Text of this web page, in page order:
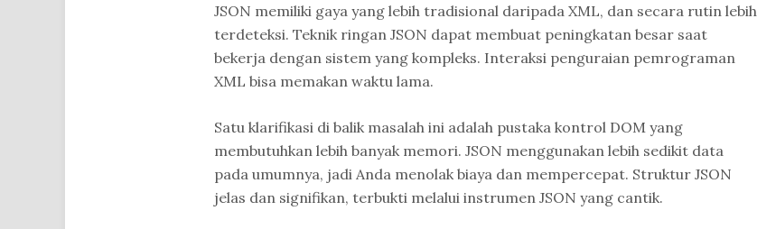
JSON memiliki gaya yang lebih tradisional daripada XML, dan secara rutin lebih
terdeteksi. Teknik ringan JSON dapat membuat peningkatan besar saat
bekerja dengan sistem yang kompleks. Interaksi penguraian pemrograman
XML bisa memakan waktu lama.
Satu klarifikasi di balik masalah ini adalah pustaka kontrol DOM yang
membutuhkan lebih banyak memori. JSON menggunakan lebih sedikit data
pada umumnya, jadi Anda menolak biaya dan mempercepat. Struktur JSON
jelas dan signifikan, terbukti melalui instrumen JSON yang cantik.